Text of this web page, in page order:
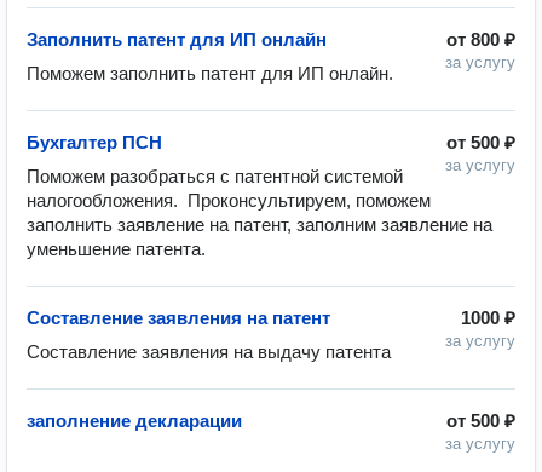
от 800 ₽
за услугу
Заполнить патент для ИП онлайн
Поможем заполнить патент для ИП онлайн.
от 500 ₽
за услугу
Бухгалтер ПСН
Поможем разобраться с патентной системой
налогообложения.  Проконсультируем, поможем
заполнить заявление на патент, заполним заявление на
уменьшение патента.
1000 ₽
за услугу
Составление заявления на патент
Составление заявления на выдачу патента
от 500 ₽
за услугу
заполнение декларации